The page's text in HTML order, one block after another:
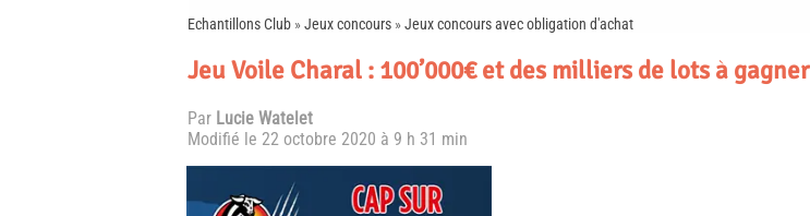
Echantillons Club »Jeux concours »Jeux concours avec obligation d'achat
Jeu Voile Charal : 100’000€ et des milliers de lots à gagner
Par Lucie Watelet
Modifié le 22 octobre 2020 à 9 h 31 min